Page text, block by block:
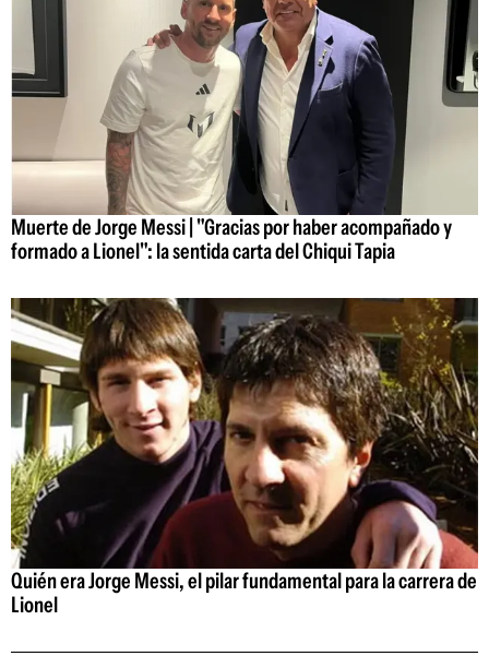
Muerte de Jorge Messi | "Gracias por haber acompañado y
formado a Lionel": la sentida carta del Chiqui Tapia
Quién era Jorge Messi, el pilar fundamental para la carrera de
Lionel